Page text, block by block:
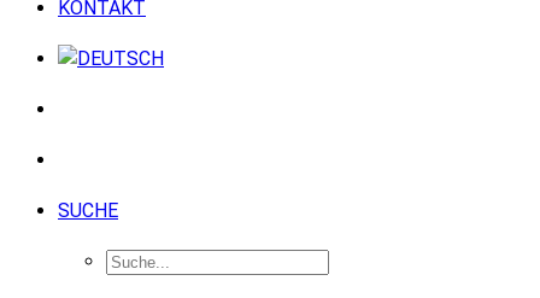
KONTAKT
SUCHE